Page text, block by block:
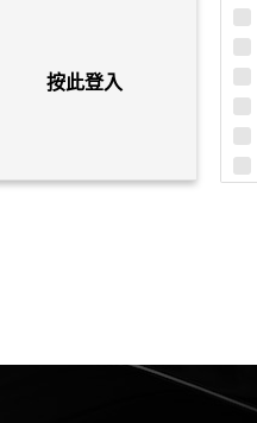
按此登入